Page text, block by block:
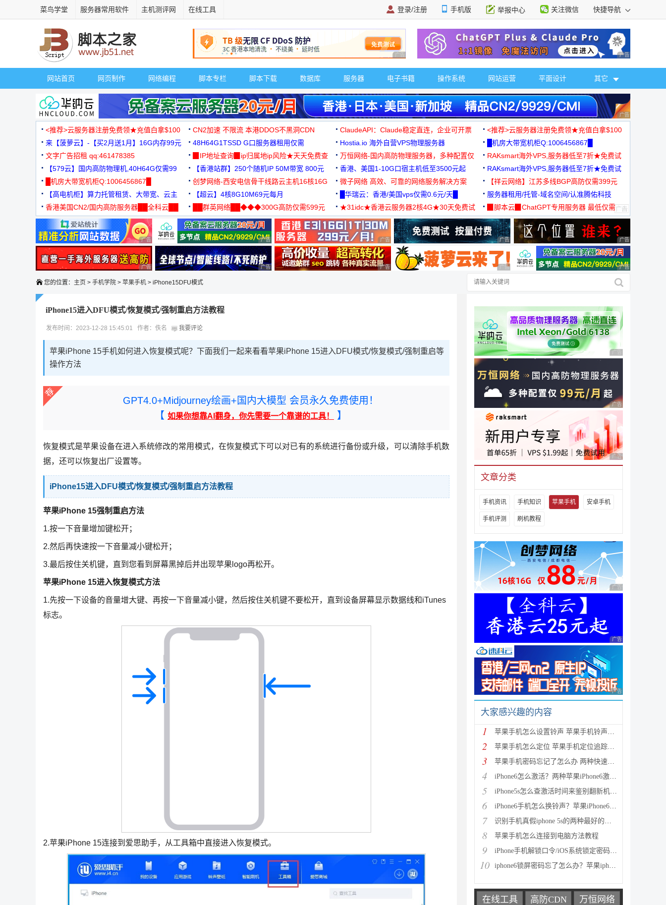
菜鸟学堂 服务器常用软件 主机测评网 在线工具 登录/注册 手机版 举报中心 关注微信 快捷导航
广告 商业广告，理性选择 广告 商业广告，理
网站首页 网页制作 网络编程 脚本专栏 脚本下载 数据库 服务器 电子书籍 操作系统 网站运营 平面设计 其它
广告 商业广告，理
<推荐>云服务器注册免费领★充值白拿$100 CN2加速 不限流 本港DDOS不黑洞CDN ClaudeAPI：Claude稳定直连，企业可开票
<推荐>云服务器注册免费领★充值白拿$100
来【菠萝云】-【买2月送1月】16G内存99元
48H64G1TSSD G口服务器租用仅需
3000+可免费测试
Hostia.io 海外自营VPS物理服务器
█机房大带宽机柜Q:1006456867█
文字广告招租 qq:461478385
▉IP地址查询▉ip归属地ip风险★天天免费查
万恒网络-国内高防物理服务器，多种配置仅
99元/月起
RAKsmart海外VPS,服务器低至7折★免费试
用★
【579云】国内高防物理机,40H64G仅需99
元
【香港站群】250个随机IP 50M带宽 800元 香港、美国1-10G口宿主机低至3500元起
RAKsmart海外VPS,服务器低至7折★免费试
用★
█机房大带宽机柜Q:1006456867█
创梦网络-西安电信骨干线路云主机16核16G
88元/月
微子网络 高效、可靠的网络服务解决方案
【祥云网络】江苏多线BGP高防仅需399元
【高电机柜】算力托管租赁、大带宽、云主
机
【超云】4核8G10M69元每月 █华瑞云：香港/美国vps仅需0.6元/天█
服务器租用/托管-域名空间/认准腾佑科技
香港美国CN2/国内高防服务器██全科云██
██群英网络██◆◆◆300G高防仅需599元
◆◆◆
★31idc★香港云服务器2核4G★30天免费试
用◆
▉脚本云▉ChatGPT专用服务器 最低仅需
19元/月
广告 商业广告，理性选择 广告 商业广告，理性选择 广告 商业广告，理性选择 广告 商业广告，理性选择 广告 商业广告，理
广告 商业广告，理性选择 广告 商业广告，理性选择 广告 商业广告，理性选择 广告 商业广告，理性选择 广告 商业广告，理
您的位置： 主页 > 手机学院 > 苹果手机 > iPhone15DFU模式
iPhone15进入DFU模式/恢复模式/强制重启方法教程
发布时间：2023-12-28 15:45:01 作者：佚名 我要评论
苹果iPhone 15手机如何进入恢复模式呢？下面我们一起来看看苹果iPhone 15进入DFU模式/恢复模式/强制重启等
操作方法
GPT4.0+Midjourney绘画+国内大模型 会员永久免费使用！
【 如果你想靠AI翻身，你先需要一个靠谱的工具！ 】
恢复模式是苹果设备在进入系统修改的常用模式，在恢复模式下可以对已有的系统进行备份或升级，可以清除手机数
据，还可以恢复出厂设置等。
iPhone15进入DFU模式/恢复模式/强制重启方法教程
苹果iPhone 15强制重启方法
1.按一下音量增加键松开；
2.然后再快速按一下音量减小键松开；
3.最后按住关机键，直到您看到屏幕黑掉后并出现苹果logo再松开。
苹果iPhone 15进入恢复模式方法
1.先按一下设备的音量增大键、再按一下音量减小键，然后按住关机键不要松开，直到设备屏幕显示数据线和iTunes
标志。
2.苹果iPhone 15连接到爱思助手，从工具箱中直接进入恢复模式。
广告 商业广告，理性
广告 商业广告，理性
广告 商业广告，理性
文章分类
手机资讯 手机知识 苹果手机 安卓手机
手机评测 刷机教程
广告 商业广告，理性
广告 商业广告，理性
广告 商业广告，理性
大家感兴趣的内容
1 苹果手机怎么设置铃声 苹果手机铃声设置教程
2 苹果手机怎么定位 苹果手机定位追踪方法使用教程
3 苹果手机密码忘记了怎么办 两种快速解开iPhone、iPad
4 iPhone6怎么激活？两种苹果iPhone6激活教程图文详解
5 iPhone5s怎么查激活时间来鉴别翻新机 通过序列号查询
6 iPhone6手机怎么换铃声？苹果iPhone6铃声制作与设置教
7 识别手机真假iphone 5s的两种最好的方法
8 苹果手机怎么连接到电脑方法教程
9 iPhone手机解锁口令/iOS系统锁定密码忘了怎么办？
10 iphone6锁屏密码忘了怎么办？苹果iphone6忘记密码解决
在线工具 高防CDN 万恒网络